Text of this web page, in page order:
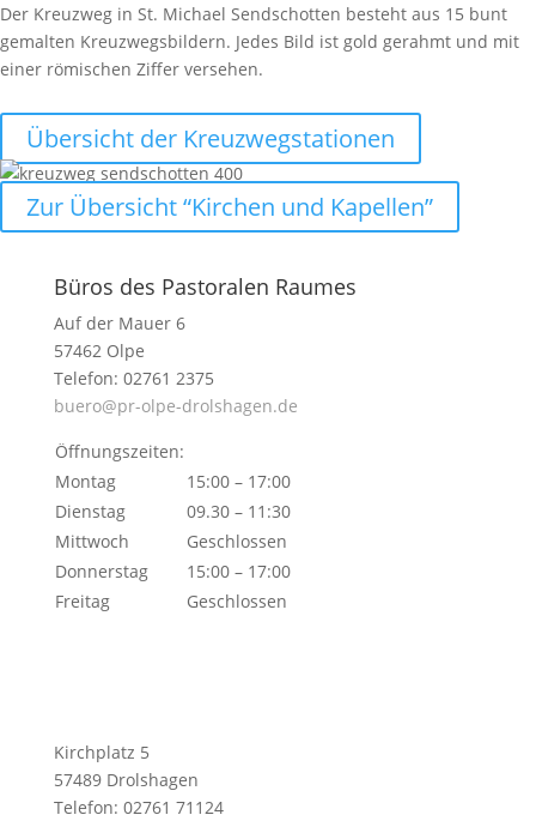
Der Kreuzweg in St. Michael Send­schotten besteht aus 15 bunt
gemalten Kreuz­weg­s­bil­dern. Jedes Bild ist gold gerahmt und mit
einer römi­schen Ziffer versehen.
Über­sicht der Kreuzwegstationen
Zur Über­sicht “Kirchen und Kapellen”
Büros des Pastoralen Raumes
Auf der Mauer 6
57462 Olpe
Telefon: 02761 2375
buero@pr-olpe-drolshagen.de
Öffnungszeiten:
Montag
15:00 – 17:00
Dienstag
09.30 – 11:30
Mittwoch
Geschlossen
Donnerstag
15:00 – 17:00
Freitag
Geschlossen
Kirchplatz 5
57489 Drolshagen
Telefon: 02761 71124